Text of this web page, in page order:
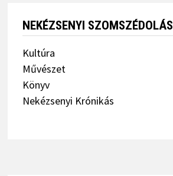
NEKÉZSENYI SZOMSZÉDOLÁS
Kultúra
Művészet
Könyv
Nekézsenyi Krónikás